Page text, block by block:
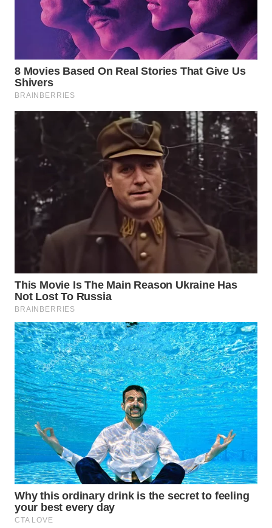
WAHANA
NEWS
WAHANA
TANI
ADVOKAT
INFRASTRUKTUR
WAHANA
KONSUMEN
WAHANA
WAHANA
TRAVEL
WAHANA
TV
WAHANANEWS
ID
WAHANANEWS
CO ID
WAHANANEWS
NET
WAHANA
SPORT